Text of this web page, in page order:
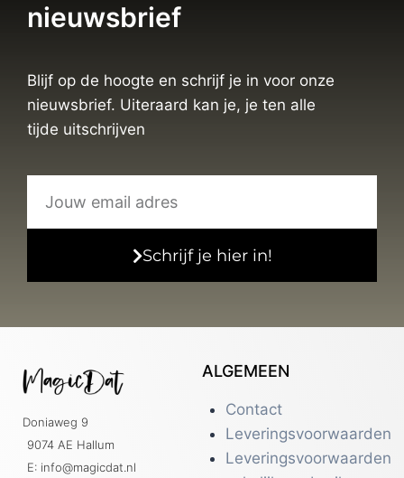
nieuwsbrief
Blijf op de hoogte en schrijf je in voor onze
nieuwsbrief. Uiteraard kan je, je ten alle
tijde uitschrijven
Schrijf je hier in!
Doniaweg 9
9074 AE Hallum
E: info@magicdat.nl
ALGEMEEN
Contact
Leveringsvoorwaarden
Leveringsvoorwaarden